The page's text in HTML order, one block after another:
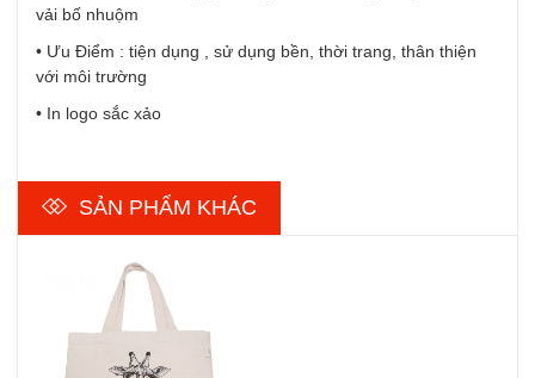
vải bố nhuộm
• Ưu Điểm : tiện dụng , sử dụng bền, thời trang, thân thiện
với môi trường
• In logo sắc xảo
SẢN PHẨM KHÁC